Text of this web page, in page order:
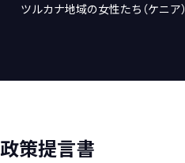
ツルカナ地域の女性たち（ケニア）
政策提言書